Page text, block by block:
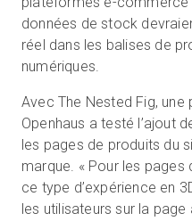
données de stock
réel dans les balises de
numériques.
Avec The Nested Fig, une
Openhaus a testé l’ajout
les pages de produits du
marque. « Pour les
ce type d’expérience en
les utilisateurs sur la